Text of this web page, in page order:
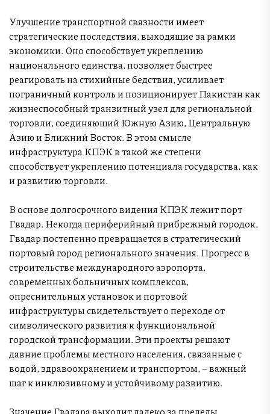
Улучшение транспортной связности имеет
стратегические последствия, выходящие за рамки
экономики. Оно способствует укреплению
национального единства, позволяет быстрее
реагировать на стихийные бедствия, усиливает
пограничный контроль и позиционирует Пакистан как
жизнеспособный транзитный узел для региональной
торговли, соединяющий Южную Азию, Центральную
Азию и Ближний Восток. В этом смысле
инфраструктура КПЭК в такой же степени
способствует укреплению потенциала государства, как
и развитию торговли.
В основе долгосрочного видения КПЭК лежит порт
Гвадар. Некогда периферийный прибрежный городок,
Гвадар постепенно превращается в стратегический
портовый город регионального значения. Прогресс в
строительстве международного аэропорта,
современных больничных комплексов,
опреснительных установок и портовой
инфраструктуры свидетельствует о переходе от
символического развития к функциональной
городской трансформации. Эти проекты решают
давние проблемы местного населения, связанные с
водой, здравоохранением и транспортом, – важный
шаг к инклюзивному и устойчивому развитию.